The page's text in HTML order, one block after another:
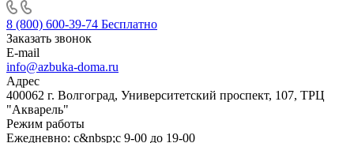
8 (800) 600-39-74 Бесплатно
Заказать звонок
E-mail
info@azbuka-doma.ru
Адрес
400062 г. Волгоград, Университетский проспект, 107, ТРЦ
"Акварель"
Режим работы
Ежедневно: с&nbsp;с 9-00 до 19-00